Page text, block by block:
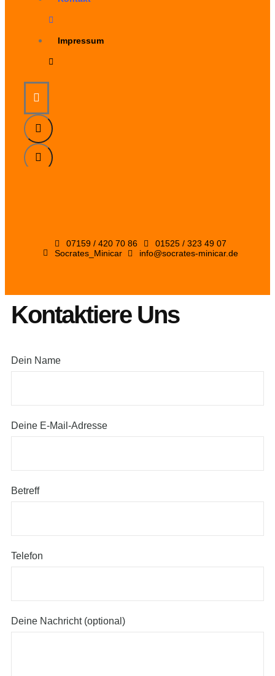
Impressum
07159 / 420 70 86
01525 / 323 49 07
Socrates_Minicar
info@socrates-minicar.de
Kontaktiere Uns
Dein Name
Deine E-Mail-Adresse
Betreff
Telefon
Deine Nachricht (optional)